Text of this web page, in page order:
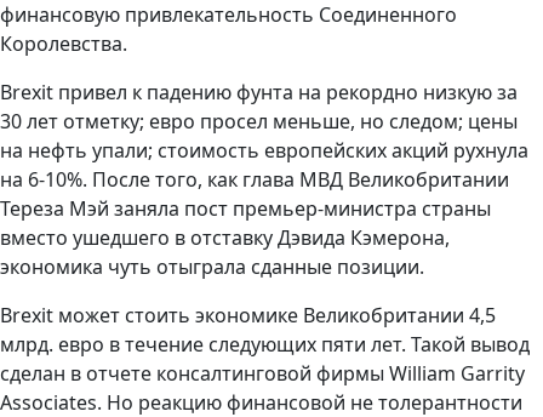
финансовую привлекательность Соединенного
Королевства.
Brexit привел к падению фунта на рекордно низкую за
30 лет отметку; евро просел меньше, но следом; цены
на нефть упали; стоимость европейских акций рухнула
на 6-10%. После того, как глава МВД Великобритании
Тереза Мэй заняла пост премьер-министра страны
вместо ушедшего в отставку Дэвида Кэмерона,
экономика чуть отыграла сданные позиции.
Brexit может стоить экономике Великобритании 4,5
млрд. евро в течение следующих пяти лет. Такой вывод
сделан в отчете консалтинговой фирмы William Garrity
Associates. Но реакцию финансовой не толерантности